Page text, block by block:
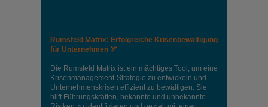
Rumsfeld Matrix: Erfolgreiche Krisenbewältigung
für Unternehmen 🏹
Die Rumsfeld Matrix ist ein mächtiges Tool, um eine
Krisenmanagement-Strategie zu entwickeln und
Unternehmenskrisen effizient zu bewältigen. Sie
hilft Führungskräften, bekannte und unbekannte